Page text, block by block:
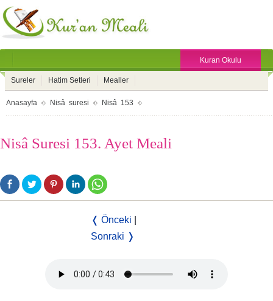
Kuran Okulu
Sureler Hatim Setleri Mealler
Anasayfa Nisâ suresi Nisâ 153
Nisâ Suresi 153. Ayet Meali
❬ Önceki
Sonraki ❭